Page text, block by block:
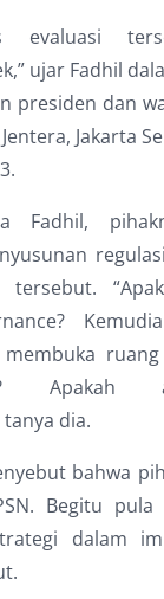
evaluasi
ujar Fadhil
presiden dan
Jakarta
Fadhil,
tersebut.
Apakah
dia.
bahwa
Begitu pula
dalam